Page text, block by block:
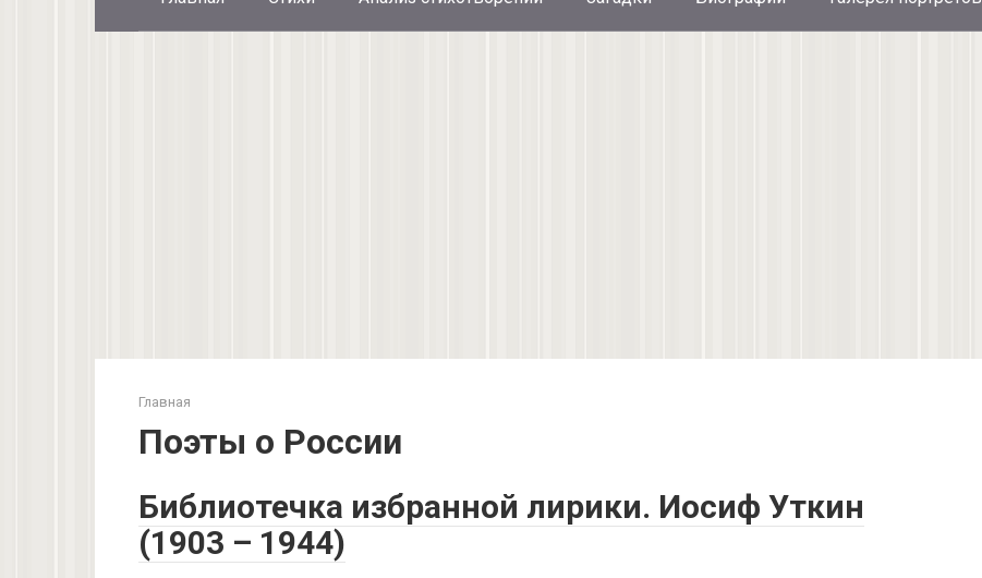
Главная
Поэты о России
Библиотечка избранной лирики. Иосиф Уткин
(1903 – 1944)